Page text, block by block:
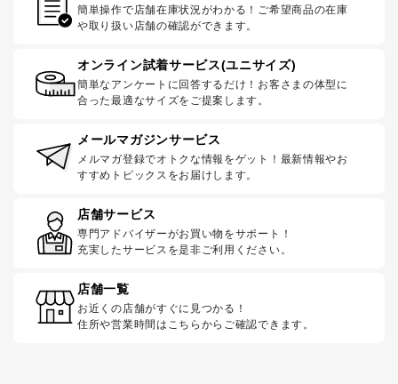
簡単操作で店舗在庫状況がわかる！ご希望商品の在庫
や取り扱い店舗の確認ができます。
オンライン試着サービス(ユニサイズ)
簡単なアンケートに回答するだけ！お客さまの体型に
合った最適なサイズをご提案します。
メールマガジンサービス
メルマガ登録でオトクな情報をゲット！最新情報やお
すすめトピックスをお届けします。
店舗サービス
専門アドバイザーがお買い物をサポート！
充実したサービスを是非ご利用ください。
店舗一覧
お近くの店舗がすぐに見つかる！
住所や営業時間はこちらからご確認できます。